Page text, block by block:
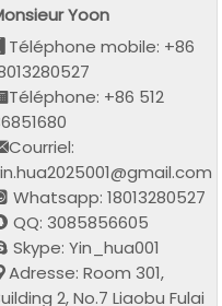
Yoon
Téléphone mobile: +86
Téléphone: +86 512
Courriel:
Whatsapp: 18013280527
QQ: 3085856605
Skype: Yin_hua001
Adresse: Room 301,
2, No.7 Liaobu Fulai